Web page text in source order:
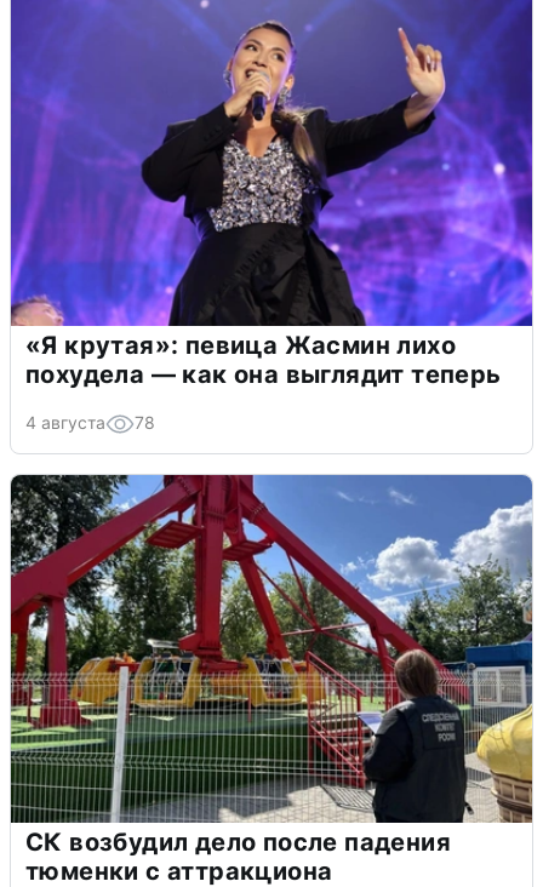
«Я крутая»: певица Жасмин лихо
похудела — как она выглядит теперь
4 августа 78
СК возбудил дело после падения
тюменки с аттракциона